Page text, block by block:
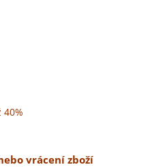
vrácení zboží